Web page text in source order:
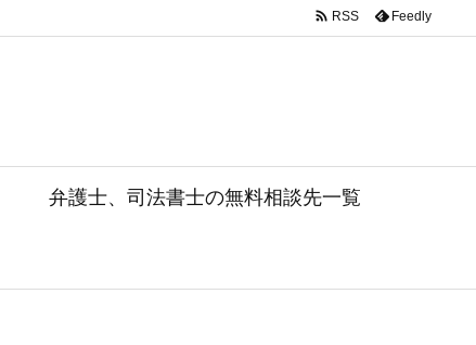
弁護士、司法書士の無料相談先一覧
 RSS Feedly